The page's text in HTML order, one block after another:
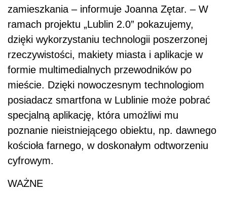
zamieszkania – informuje Joanna Zętar. – W
ramach projektu „Lublin 2.0” pokazujemy,
dzięki wykorzystaniu technologii poszerzonej
rzeczywistości, makiety miasta i aplikacje w
formie multimedialnych przewodników po
mieście. Dzięki nowoczesnym technologiom
posiadacz smartfona w Lublinie może pobrać
specjalną aplikację, która umożliwi mu
poznanie nieistniejącego obiektu, np. dawnego
kościoła farnego, w doskonałym odtworzeniu
cyfrowym.
WAŻNE